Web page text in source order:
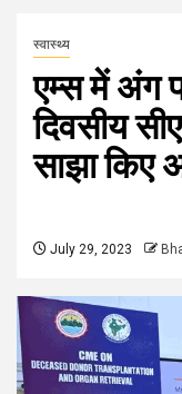
स्वास्थ्य
एम्स में अंग
दिवसीय
साझा किए
July 29, 2023